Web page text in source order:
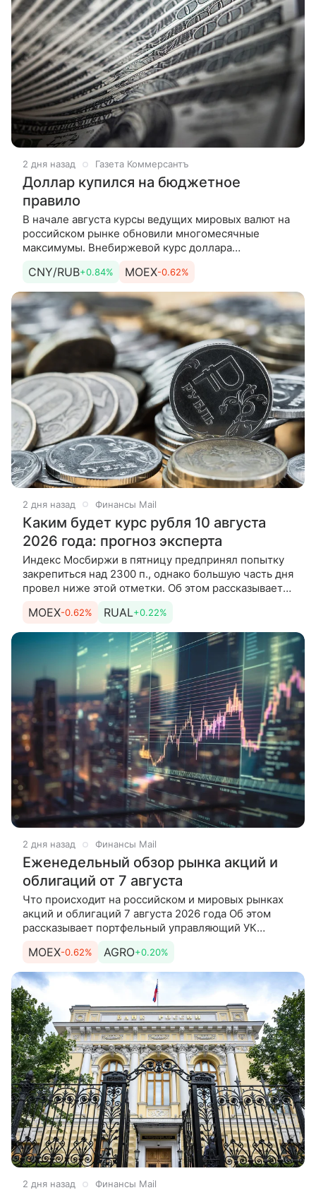
2 дня назад Газета Коммерсантъ
Доллар купился на бюджетное
правило
В начале августа курсы ведущих мировых валют на
российском рынке обновили многомесячные
максимумы. Внебиржевой курс доллара
юаня — до 12,25 руб./CNY. Ослаблению
CNY/RUB+0.84% MOEX-0.62%
2 дня назад Финансы Mail
Каким будет курс рубля 10 августа
2026 года: прогноз эксперта
Индекс Мосбиржи в пятницу предпринял попытку
закрепиться над 2300 п., однако большую часть дня
провел ниже этой отметки. Об этом рассказывает
инвестиций» Андрей
MOEX-0.62% RUAL+0.22%
2 дня назад Финансы Mail
Еженедельный обзор рынка акций и
облигаций от 7 августа
Что происходит на российском и мировых рынках
акций и облигаций 7 августа 2026 года Об этом
рассказывает портфельный управляющий УК
Акции Индекс Московской
MOEX-0.62% AGRO+0.20%
2 дня назад Финансы Mail